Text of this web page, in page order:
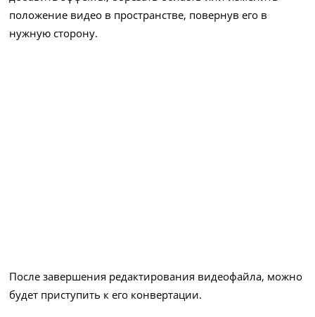
положение видео в пространстве, повернув его в
нужную сторону.
После завершения редактирования видеофайла, можно
будет приступить к его конвертации.